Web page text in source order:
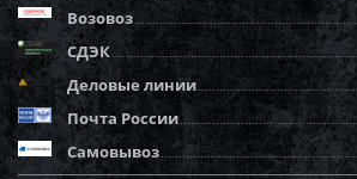
Возовоз
СДЭК
Деловые линии
Почта России
Самовывоз